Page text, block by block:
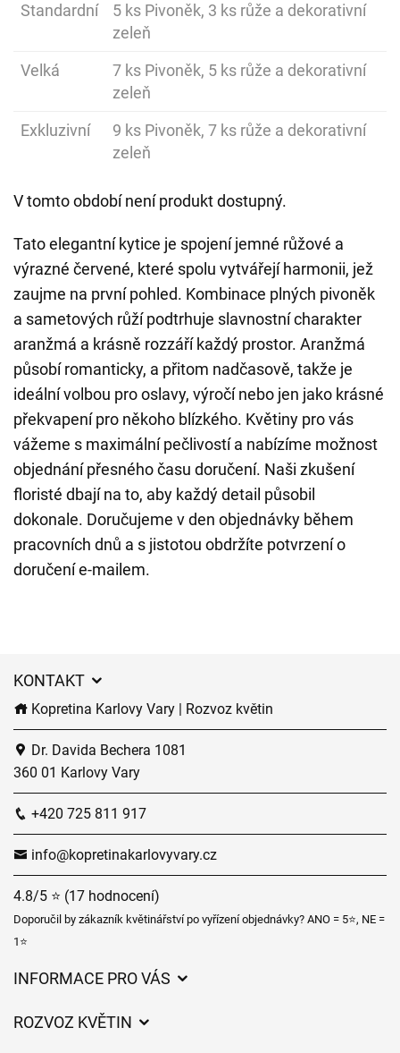
Standardní
5 ks Pivoněk, 3 ks růže a dekorativní
zeleň
Velká
7 ks Pivoněk, 5 ks růže a dekorativní
zeleň
Exkluzivní
9 ks Pivoněk, 7 ks růže a dekorativní
zeleň
V tomto období není produkt dostupný.
Tato elegantní kytice je spojení jemné růžové a
výrazné červené, které spolu vytvářejí harmonii, jež
zaujme na první pohled. Kombinace plných pivoněk
a sametových růží podtrhuje slavnostní charakter
aranžmá a krásně rozzáří každý prostor. Aranžmá
působí romanticky, a přitom nadčasově, takže je
ideální volbou pro oslavy, výročí nebo jen jako krásné
překvapení pro někoho blízkého. Květiny pro vás
vážeme s maximální pečlivostí a nabízíme možnost
objednání přesného času doručení. Naši zkušení
floristé dbají na to, aby každý detail působil
dokonale. Doručujeme v den objednávky během
pracovních dnů a s jistotou obdržíte potvrzení o
doručení e-mailem.
KONTAKT
Kopretina Karlovy Vary | Rozvoz květin
Dr. Davida Bechera 1081
360 01 Karlovy Vary
+420 725 811 917
info@kopretinakarlovyvary.cz
4.8/5 ⭐ (17 hodnocení)
Doporučil by zákazník květinářství po vyřízení objednávky? ANO = 5⭐, NE =
1⭐
INFORMACE PRO VÁS
ROZVOZ KVĚTIN